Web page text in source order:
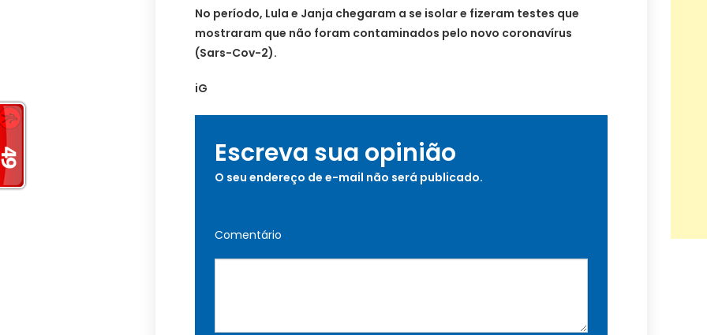
No período, Lula e Janja chegaram a se isolar e fizeram testes que
mostraram que não foram contaminados pelo novo coronavírus
(Sars-Cov-2).
iG
Escreva sua opinião
O seu endereço de e-mail não será publicado.
Comentário